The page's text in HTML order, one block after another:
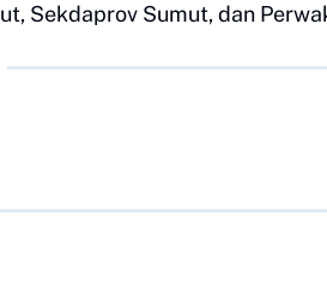
Sekdaprov Sumut, dan